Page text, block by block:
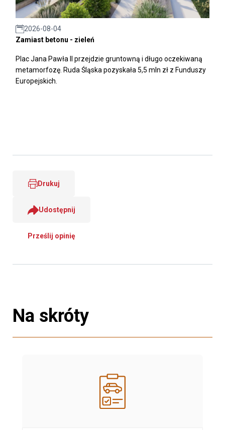
2026-08-04
Zamiast betonu - zieleń
Plac Jana Pawła II przejdzie gruntowną i długo oczekiwaną
metamorfozę. Ruda Śląska pozyskała 5,5 mln zł z Funduszy
Europejskich.
Drukuj
Udostępnij
Prześlij opinię
Na skróty